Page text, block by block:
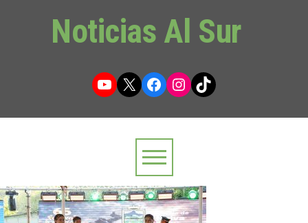
Noticias Al Sur
YouTube
X Facebook
Instagram
TikTok